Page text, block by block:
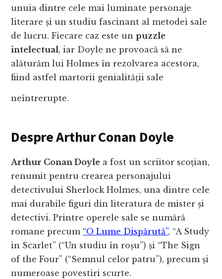
unuia dintre cele mai luminate personaje
literare și un studiu fascinant al metodei sale
de lucru. Fiecare caz este unpuzzle
intelectual, iar Doyle ne provoacă să ne
alăturăm lui Holmes în rezolvarea acestora,
fiind astfel martorii genialității sale
neîntrerupte.
Despre Arthur Conan Doyle
Arthur Conan Doyle a fost un scriitor scoțian,
renumit pentru crearea personajului
detectivului Sherlock Holmes, una dintre cele
mai durabile figuri din literatura de mister și
detectivi. Printre operele sale se numără
romane precum “O Lume Dispărută”, “A Study
in Scarlet” (“Un studiu în roșu”) și “The Sign
of the Four” (“Semnul celor patru”), precum și
numeroase povestiri scurte.